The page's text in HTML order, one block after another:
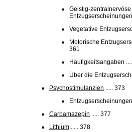
Geistig-zentralnervöse
Vegetative
Motorische
361
Häufigkeitsangaben
Über die
Psychostimulanzien ..... 373
Carbamazepin ..... 377
Lithium ..... 378